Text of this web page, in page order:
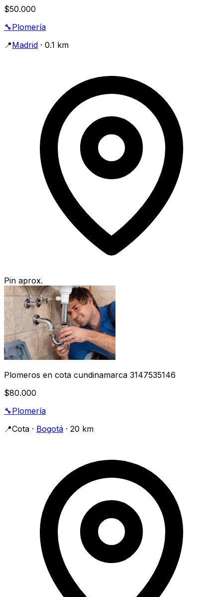
$50.000
🔧Plomería
📍Madrid · 0.1 km
Pin aprox.
Plomeros en cota cundinamarca 3147535146
$80.000
🔧Plomería
📍Cota · Bogotá · 20 km